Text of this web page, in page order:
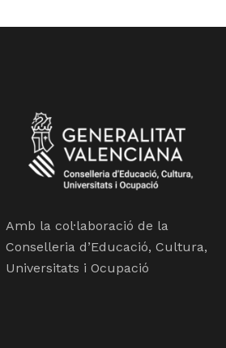
Amb la col·laboració de la
Conselleria d’Educació, Cultura,
Universitats i Ocupació